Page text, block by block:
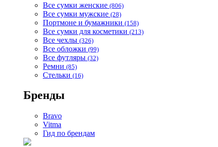
Все сумки женские (806)
Все сумки мужские (28)
Портмоне и бумажники (158)
Все сумки для косметики (213)
Все чехлы (326)
Все обложки (99)
Все футляры (32)
Ремни (85)
Стельки (16)
Бренды
Bravo
Vitma
Гид по брендам